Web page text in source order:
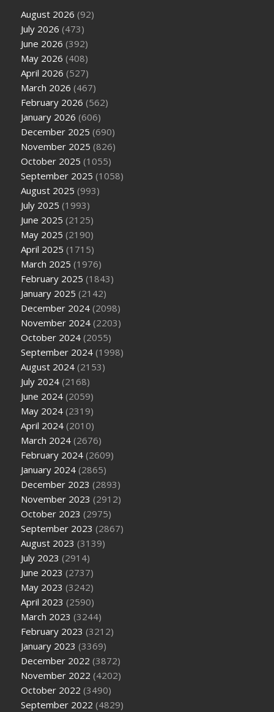
August 2026 (92)
July 2026 (473)
June 2026 (392)
May 2026 (408)
April 2026 (527)
March 2026 (467)
February 2026 (562)
January 2026 (606)
December 2025 (690)
November 2025 (826)
October 2025 (1055)
September 2025 (1058)
August 2025 (993)
July 2025 (1993)
June 2025 (2125)
May 2025 (2190)
April 2025 (1715)
March 2025 (1976)
February 2025 (1843)
January 2025 (2142)
December 2024 (2098)
November 2024 (2203)
October 2024 (2055)
September 2024 (1998)
August 2024 (2153)
July 2024 (2168)
June 2024 (2059)
May 2024 (2319)
April 2024 (2010)
March 2024 (2676)
February 2024 (2609)
January 2024 (2865)
December 2023 (2893)
November 2023 (2912)
October 2023 (2975)
September 2023 (2867)
August 2023 (3139)
July 2023 (2914)
June 2023 (2737)
May 2023 (3242)
April 2023 (2590)
March 2023 (3244)
February 2023 (3212)
January 2023 (3369)
December 2022 (3872)
November 2022 (4202)
October 2022 (3490)
September 2022 (4829)